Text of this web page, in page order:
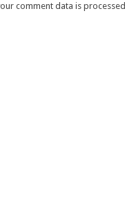
comment data is processed